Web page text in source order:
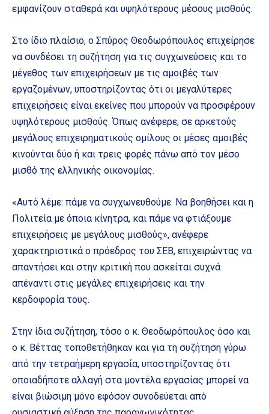
εμφανίζουν σταθερά και υψηλότερους μέσους μισθούς.
Στο ίδιο πλαίσιο, ο Σπύρος Θεοδωρόπουλος επιχείρησε
να συνδέσει τη συζήτηση για τις συγχωνεύσεις και το
μέγεθος των επιχειρήσεων με τις αμοιβές των
εργαζομένων, υποστηρίζοντας ότι οι μεγαλύτερες
επιχειρήσεις είναι εκείνες που μπορούν να προσφέρουν
υψηλότερους μισθούς. Όπως ανέφερε, σε αρκετούς
μεγάλους επιχειρηματικούς ομίλους οι μέσες αμοιβές
κινούνται δύο ή και τρεις φορές πάνω από τον μέσο
μισθό της ελληνικής οικονομίας.
«Αυτό λέμε: πάμε να συγχωνευθούμε. Να βοηθήσει και η
Πολιτεία με όποια κίνητρα, και πάμε να φτιάξουμε
επιχειρήσεις με μεγάλους μισθούς», ανέφερε
χαρακτηριστικά ο πρόεδρος του ΣΕΒ, επιχειρώντας να
απαντήσει και στην κριτική που ασκείται συχνά
απέναντι στις μεγάλες επιχειρήσεις και την
κερδοφορία τους.
Στην ίδια συζήτηση, τόσο ο κ. Θεοδωρόπουλος όσο και
ο κ. Βέττας τοποθετήθηκαν και για τη συζήτηση γύρω
από την τετραήμερη εργασία, υποστηρίζοντας ότι
οποιαδήποτε αλλαγή στα μοντέλα εργασίας μπορεί να
είναι βιώσιμη μόνο εφόσον συνοδεύεται από